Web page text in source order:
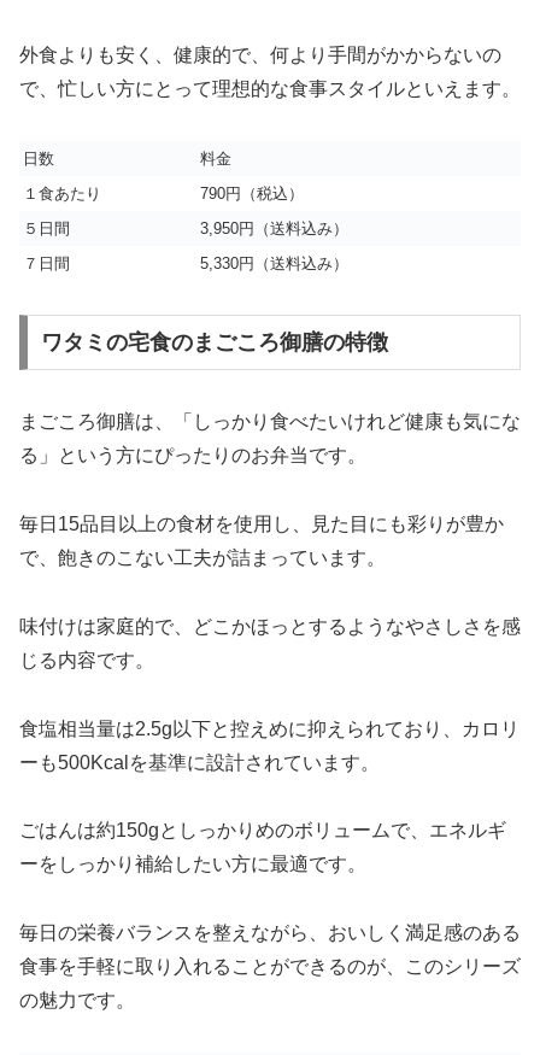
外食よりも安く、健康的で、何より手間がかからないの
で、忙しい方にとって理想的な食事スタイルといえます。
日数
料金
１食あたり
790円（税込）
５日間
3,950円（送料込み）
７日間
5,330円（送料込み）
ワタミの宅食のまごころ御膳の特徴
まごころ御膳は、「しっかり食べたいけれど健康も気にな
る」という方にぴったりのお弁当です。
毎日15品目以上の食材を使用し、見た目にも彩りが豊か
で、飽きのこない工夫が詰まっています。
味付けは家庭的で、どこかほっとするようなやさしさを感
じる内容です。
食塩相当量は2.5g以下と控えめに抑えられており、カロリ
ーも500Kcalを基準に設計されています。
ごはんは約150gとしっかりめのボリュームで、エネルギ
ーをしっかり補給したい方に最適です。
毎日の栄養バランスを整えながら、おいしく満足感のある
食事を手軽に取り入れることができるのが、このシリーズ
の魅力です。